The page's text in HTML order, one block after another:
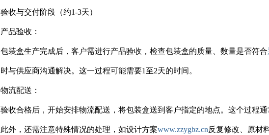
验收与交付阶段（约1-3天）
产品验收：
包装盒生产完成后，客户需进行产品验收，检查包装盒的质量、数量是否符合
时与供应商沟通解决。这一过程可能需要1至2天的时间。
物流配送：
验收合格后，开始安排物流配送，将包装盒送到客户指定的地点。这个过程通
此外，还需注意特殊情况的处理，如设计方案www.zzygbz.cn反复修改、原材